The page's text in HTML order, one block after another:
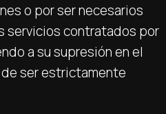
o por ser necesarios
servicios contratados por
a su supresión en el
ser estrictamente